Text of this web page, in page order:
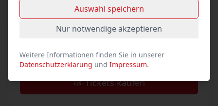
Preis unbekannt
pro Person
Tickets kaufen
Auswahl speichern
Nur notwendige akzeptieren
Weitere Informationen finden Sie in unserer
Datenschutzerklärung und Impressum.